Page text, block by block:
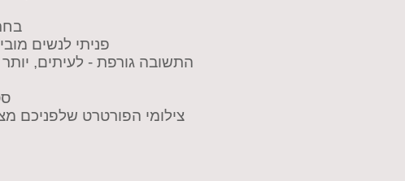
פניתי לנשים
התשובה גורפת - לעיתים,
צילומי הפורטרט שלפניכם